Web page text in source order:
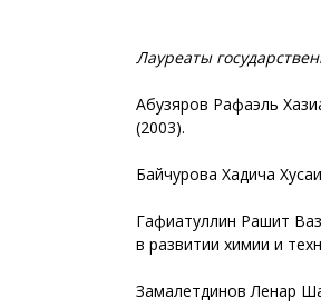
Лауреаты
Абузяров Рафаэль
(2003).
Байчурова Хадича
Гафиатуллин Рашит
в развитии химии и
Замалетдинов Ленар